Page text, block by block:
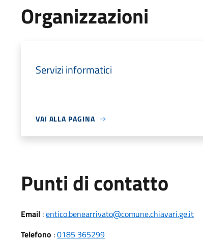
Organizzazioni
Servizi informatici
VAI ALLA PAGINA
Punti di contatto
Email:entico.benearrivato@comune.chiavari.ge.it
Telefono :0185 365299